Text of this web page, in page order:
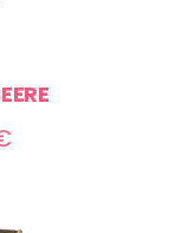
Preisspanne: